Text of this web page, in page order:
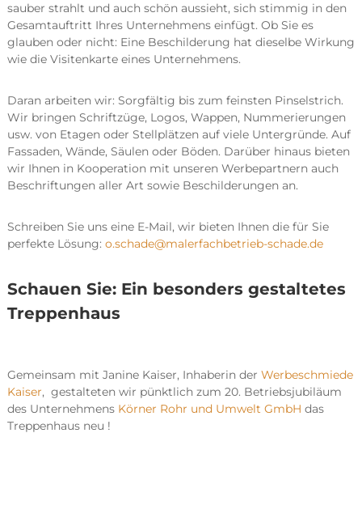
sauber strahlt und auch schön aussieht, sich stimmig in den
Gesamtauftritt Ihres Unternehmens einfügt. Ob Sie es
glauben oder nicht: Eine Beschilderung hat dieselbe Wirkung
wie die Visitenkarte eines Unternehmens.
Daran arbeiten wir: Sorgfältig bis zum feinsten Pinselstrich.
Wir bringen Schriftzüge, Logos, Wappen, Nummerierungen
usw. von Etagen oder Stellplätzen auf viele Untergründe. Auf
Fassaden, Wände, Säulen oder Böden. Darüber hinaus bieten
wir Ihnen in Kooperation mit unseren Werbepartnern auch
Beschriftungen aller Art sowie Beschilderungen an.
Schreiben Sie uns eine E-Mail, wir bieten Ihnen die für Sie
perfekte Lösung: o.schade@malerfachbetrieb-schade.de
Schauen Sie: Ein besonders gestaltetes
Treppenhaus
Gemeinsam mit Janine Kaiser, Inhaberin der Werbeschmiede
Kaiser, gestalteten wir pünktlich zum 20. Betriebsjubiläum
des Unternehmens Körner Rohr und Umwelt GmbH das
Treppenhaus neu !